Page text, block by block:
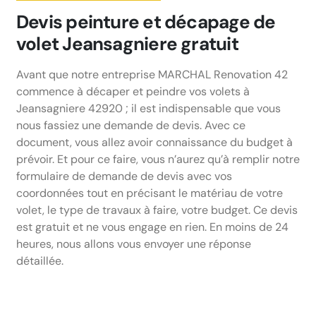
Devis peinture et décapage de
volet Jeansagniere gratuit
Avant que notre entreprise MARCHAL Renovation 42
commence à décaper et peindre vos volets à
Jeansagniere 42920 ; il est indispensable que vous
nous fassiez une demande de devis. Avec ce
document, vous allez avoir connaissance du budget à
prévoir. Et pour ce faire, vous n’aurez qu’à remplir notre
formulaire de demande de devis avec vos
coordonnées tout en précisant le matériau de votre
volet, le type de travaux à faire, votre budget. Ce devis
est gratuit et ne vous engage en rien. En moins de 24
heures, nous allons vous envoyer une réponse
détaillée.